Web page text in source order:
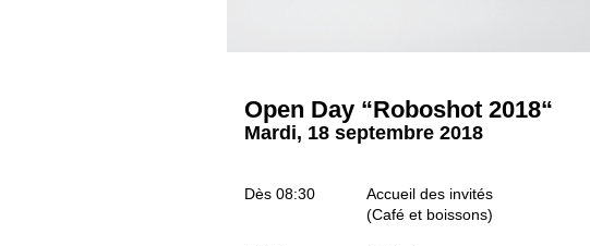
Open Day “Roboshot 2018“
Mardi, 18 septembre 2018
Dès 08:30 Accueil des invités
(Café et boissons)